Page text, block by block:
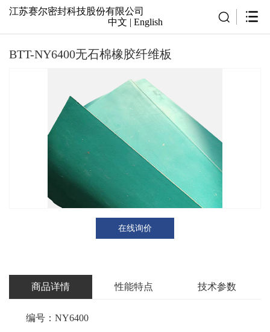
江苏赛尔密封科技股份有限公司
中文 | English
BTT-NY6400无石棉橡胶纤维板
在线询价
商品详情 性能特点 技术参数
编号：NY6400